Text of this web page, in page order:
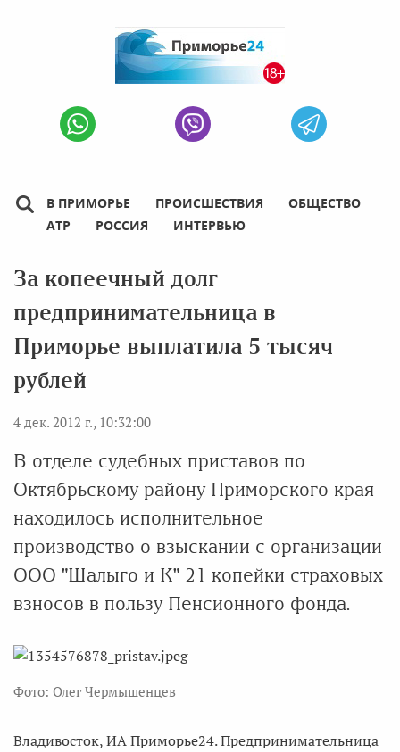
В ПРИМОРЬЕ ПРОИСШЕСТВИЯ
ОБЩЕСТВО
АТР
РОССИЯ ИНТЕРВЬЮ
За копеечный долг
предпринимательница в
Приморье выплатила 5 тысяч
рублей
4 дек. 2012 г., 10:32:00
В отделе судебных приставов по
Октябрьскому району Приморского края
находилось исполнительное
производство о взыскании с организации
ООО "Шалыго и К" 21 копейки страховых
взносов в пользу Пенсионного фонда.
Фото: Олег Чермышенцев
Владивосток, ИА Приморье24. Предпринимательница